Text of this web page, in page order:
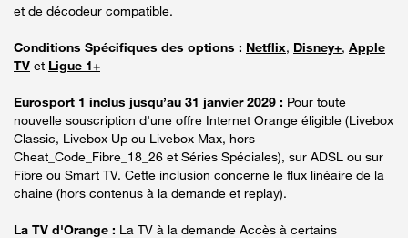
et de décodeur compatible.
Conditions Spécifiques des options : Netflix, Disney+, Apple
TV et Ligue 1+
Eurosport 1 inclus jusqu’au 31 janvier 2029 : Pour toute
nouvelle souscription d’une offre Internet Orange éligible (Livebox
Classic, Livebox Up ou Livebox Max, hors
Cheat_Code_Fibre_18_26 et Séries Spéciales), sur ADSL ou sur
Fibre ou Smart TV. Cette inclusion concerne le flux linéaire de la
chaine (hors contenus à la demande et replay).
La TV d'Orange : La TV à la demande Accès à certains